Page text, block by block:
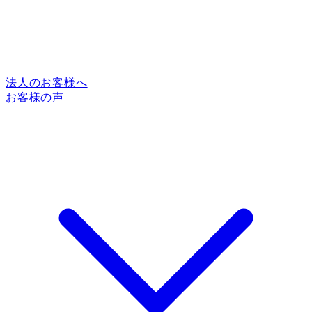
法人のお客様へ
お客様の声